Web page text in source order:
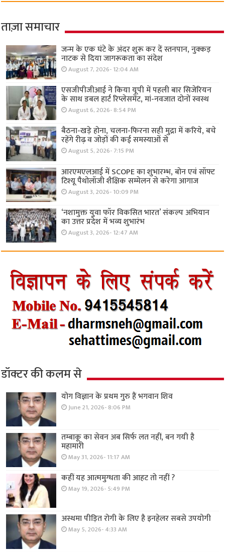
ताज़ा समाचार
जन्म के एक घंटे के अंदर शुरू कर दें स्तनपान, नुक्कड़
नाटक से दिया जागरूकता का संदेश
August 7, 2026- 12:04 AM
एसजीपीजीआई ने किया यूपी में पहली बार सिजेरियन
के साथ डबल हार्ट रिप्लेसमेंट, मां-नवजात दोनों स्वस्थ
August 6, 2026- 8:54 PM
बैठना-खड़े होना, चलना-फिरना सही मुद्रा में करिये, बचे
रहेंगे रीढ़ व जोड़ों की कई समस्याओं से
August 5, 2026- 7:15 PM
आरएमएलआई में SCOPE का शुभारम्भ, बोन एवं सॉफ्ट
टिश्यू पैथोलॉजी शैक्षिक सम्मेलन से करेगा आगाज
August 3, 2026- 10:09 PM
‘नशामुक्त युवा फॉर विकसित भारत’ संकल्प अभियान
का उत्तर प्रदेश में भव्य शुभारंभ
August 3, 2026- 12:47 AM
डॉक्टर की कलम से
योग विज्ञान के प्रथम गुरु हैं भगवान शिव
June 21, 2026- 8:06 PM
तम्बाकू का सेवन अब सिर्फ लत नहीं, बन गयी है
महामारी
May 31, 2026- 11:17 AM
कहीं यह आत्ममुग्धता की आहट तो नहीं ?
May 19, 2026- 5:49 PM
अस्थमा पीड़ित रोगी के लिए है इनहेलर सबसे उपयोगी
May 5, 2026- 4:33 AM